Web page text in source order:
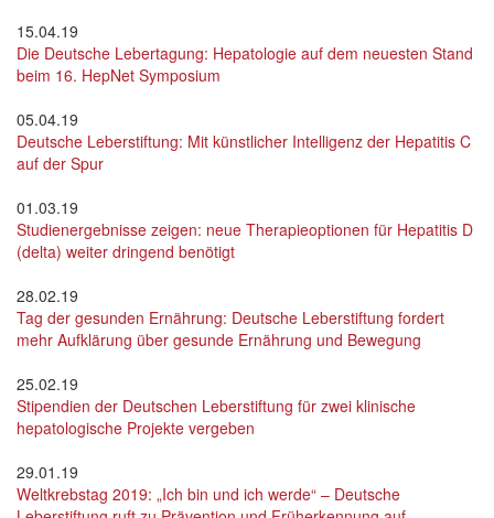
15.04.19
Die Deutsche Lebertagung: Hepatologie auf dem neuesten Stand
beim 16. HepNet Symposium
05.04.19
Deutsche Leberstiftung: Mit künstlicher Intelligenz der Hepatitis C
auf der Spur
01.03.19
Studienergebnisse zeigen: neue Therapieoptionen für Hepatitis D
(delta) weiter dringend benötigt
28.02.19
Tag der gesunden Ernährung: Deutsche Leberstiftung fordert
mehr Aufklärung über gesunde Ernährung und Bewegung
25.02.19
Stipendien der Deutschen Leberstiftung für zwei klinische
hepatologische Projekte vergeben
29.01.19
Weltkrebstag 2019: „Ich bin und ich werde“ – Deutsche